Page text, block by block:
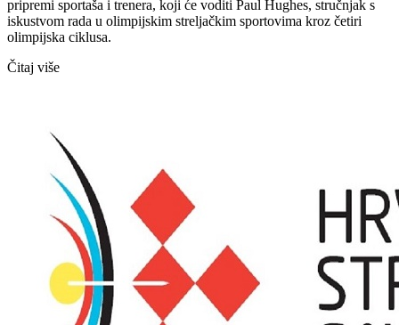
pripremi sportaša i trenera, koji će voditi Paul Hughes, stručnjak s
iskustvom rada u olimpijskim streljačkim sportovima kroz četiri
olimpijska ciklusa.
Čitaj više